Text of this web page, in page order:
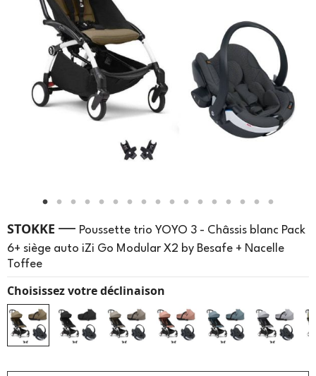
STOKKE — Poussette trio YOYO 3 - Châssis blanc Pack
6+ siège auto iZi Go Modular X2 by Besafe + Nacelle
Toffee
Choisissez votre déclinaison